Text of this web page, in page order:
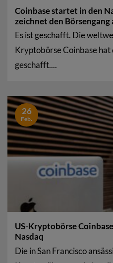
Coinbase startet in den
zeichnet den Börsengang
Es ist geschafft. Die
Kryptobörse Coinbase hat
geschafft....
US-Kryptobörse
Nasdaq
Die in San Francisco
26
Feb.